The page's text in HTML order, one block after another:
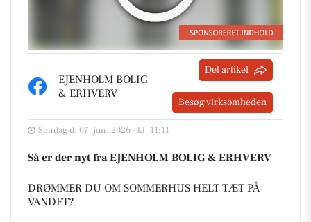
EJENHOLM BOLIG
& ERHVERV
Del artikel
Besøg virksomheden
Søndag d. 07. jun. 2026 - kl. 11:11
Så er der nyt fra EJENHOLM BOLIG & ERHVERV
DRØMMER DU OM SOMMERHUS HELT TÆT PÅ
VANDET?